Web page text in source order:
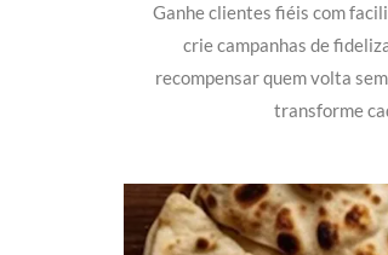
Ganhe clientes fiéis com
crie campanhas de
recompensar quem volta
transforme